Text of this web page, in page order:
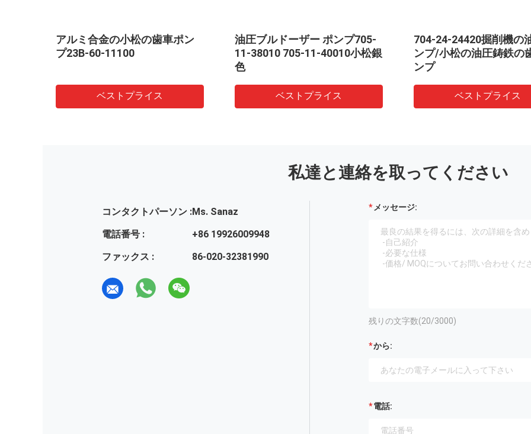
アルミ合金の小松の歯車ポン
プ23B-60-11100
ベストプライス
油圧ブルドーザー ポンプ705-
11-38010 705-11-40010小松銀
色
ベストプライス
704-24-24420掘削機の
ンプ/小松の油圧鋳鉄の
ンプ
ベストプライス
私達と連絡を取ってください
コンタクトパーソン :Ms. Sanaz
電話番号 :
+86 19926009948
ファックス :
86-020-32381990
メッセージ:
残りの文字数(20/3000)
から:
電話: